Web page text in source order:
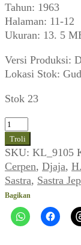
Tahun: 1963
Halaman: 11-12
Ukuran: 13. 5
Versi Produksi:
Lokasi Stok:
Stok 23
Kuantitas
Cerpen
Ryonasuke
Akutagawa
~
Jigokumen
(Layar
Neraka)
Troli
SKU: KL_9105
Cerpen, Djaja,
Sastra, Sastra
Bagikan